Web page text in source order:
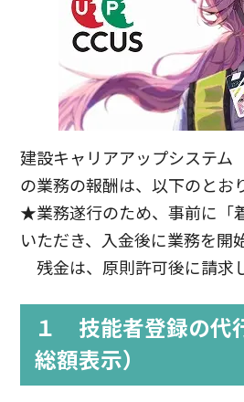
建設キャリアアップシステム
の業務の報酬は、以下のとお
★業務遂行のため、事前に「
いただき、入金後に業務を開
残金は、原則許可後に請求
１ 技能者登録の
総額表示）